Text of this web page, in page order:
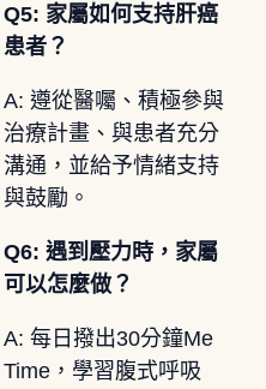
Q5: 家屬如何支持肝癌
患者？
A: 遵從醫囑、積極參與
治療計畫、與患者充分
溝通，並給予情緒支持
與鼓勵。
Q6: 遇到壓力時，家屬
可以怎麼做？
A: 每日撥出30分鐘Me
Time，學習腹式呼吸